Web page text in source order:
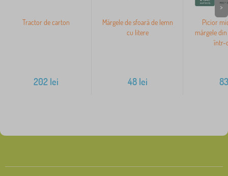
Tractor de carton
202lei
Mărgele de sfoară de lemn
cu litere
48lei
Picior
mărgele
într-
83
>